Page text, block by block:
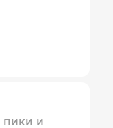
пики и